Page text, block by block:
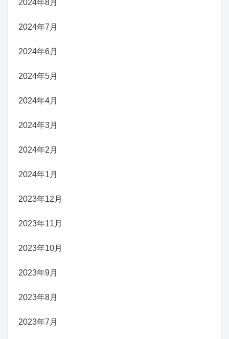
2024年8月
2024年7月
2024年6月
2024年5月
2024年4月
2024年3月
2024年2月
2024年1月
2023年12月
2023年11月
2023年10月
2023年9月
2023年8月
2023年7月